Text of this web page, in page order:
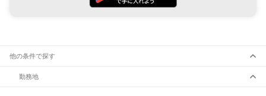
他の条件で探す
勤務地